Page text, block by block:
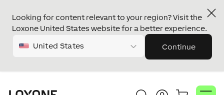
Looking for content relevant to your region? Visit the
Loxone United States website for a better experience.
United States Continue